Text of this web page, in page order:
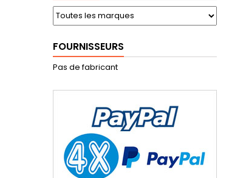
FOURNISSEURS
Pas de fabricant